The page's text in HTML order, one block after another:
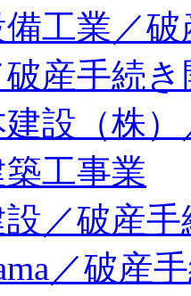
備工業／
破産手続
建設（株
工事業
設／破産
／破